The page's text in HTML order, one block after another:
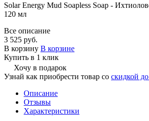
Solar Energy Mud Soapless Soap -
120 мл
Все описание
3 525 руб.
В корзину В корзине
Купить в 1 клик
Хочу в подарок
Узнай как приобрести товар со скидкой
Описание
Отзывы
Характеристики